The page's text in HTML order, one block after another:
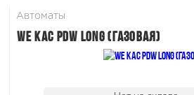
Автоматы
WE KAC PDW Long (Газовая)